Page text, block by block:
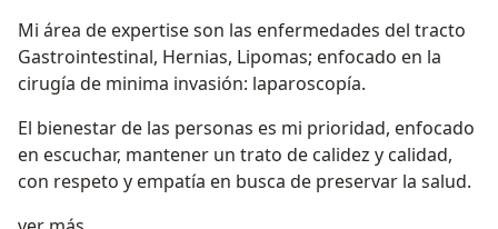
Mi área de expertise son las enfermedades del tracto
Gastrointestinal, Hernias, Lipomas; enfocado en la
cirugía de minima invasión: laparoscopía.
El bienestar de las personas es mi prioridad, enfocado
en escuchar, mantener un trato de calidez y calidad,
con respeto y empatía en busca de preservar la salud.